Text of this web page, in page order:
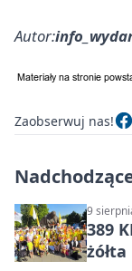
Autor:
Zaobserwuj nas!
9
389
żółta